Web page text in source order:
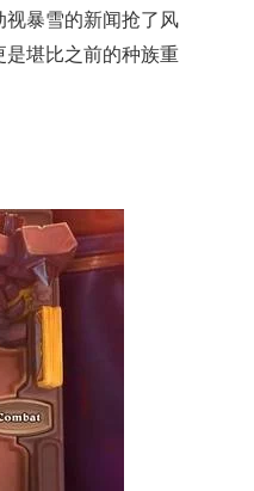
视暴雪的新闻抢了风
是堪比之前的种族重